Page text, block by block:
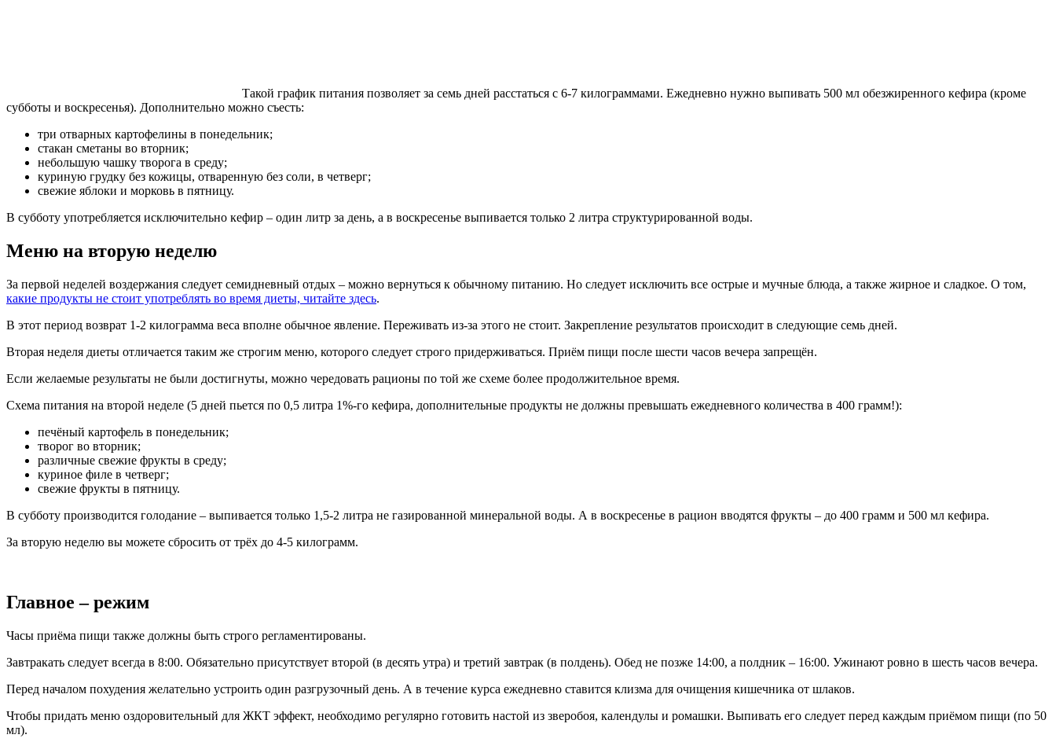
Такой график питания позволяет за семь дней расстаться с 6-7 килограммами. Ежедневно нужно выпивать 500 мл обезжиренного кефира (кроме
субботы и воскресенья). Дополнительно можно съесть:
три отварных картофелины в понедельник;
стакан сметаны во вторник;
небольшую чашку творога в среду;
куриную грудку без кожицы, отваренную без соли, в четверг;
свежие яблоки и морковь в пятницу.
В субботу употребляется исключительно кефир – один литр за день, а в воскресенье выпивается только 2 литра структурированной воды.
Меню на вторую неделю
За первой неделей воздержания следует семидневный отдых – можно вернуться к обычному питанию. Но следует исключить все острые и мучные блюда, а также жирное и сладкое. О том,
какие продукты не стоит употреблять во время диеты, читайте здесь.
В этот период возврат 1-2 килограмма веса вполне обычное явление. Переживать из-за этого не стоит. Закрепление результатов происходит в следующие семь дней.
Вторая неделя диеты отличается таким же строгим меню, которого следует строго придерживаться. Приём пищи после шести часов вечера запрещён.
Если желаемые результаты не были достигнуты, можно чередовать рационы по той же схеме более продолжительное время.
Схема питания на второй неделе (5 дней пьется по 0,5 литра 1%-го кефира, дополнительные продукты не должны превышать ежедневного количества в 400 грамм!):
печёный картофель в понедельник;
творог во вторник;
различные свежие фрукты в среду;
куриное филе в четверг;
свежие фрукты в пятницу.
В субботу производится голодание – выпивается только 1,5-2 литра не газированной минеральной воды. А в воскресенье в рацион вводятся фрукты – до 400 грамм и 500 мл кефира.
За вторую неделю вы можете сбросить от трёх до 4-5 килограмм.
Главное – режим
Часы приёма пищи также должны быть строго регламентированы.
Завтракать следует всегда в 8:00. Обязательно присутствует второй (в десять утра) и третий завтрак (в полдень). Обед не позже 14:00, а полдник – 16:00. Ужинают ровно в шесть часов вечера.
Перед началом похудения желательно устроить один разгрузочный день. А в течение курса ежедневно ставится клизма для очищения кишечника от шлаков.
Чтобы придать меню оздоровительный для ЖКТ эффект, необходимо регулярно готовить настой из зверобоя, календулы и ромашки. Выпивать его следует перед каждым приёмом пищи (по 50
мл).